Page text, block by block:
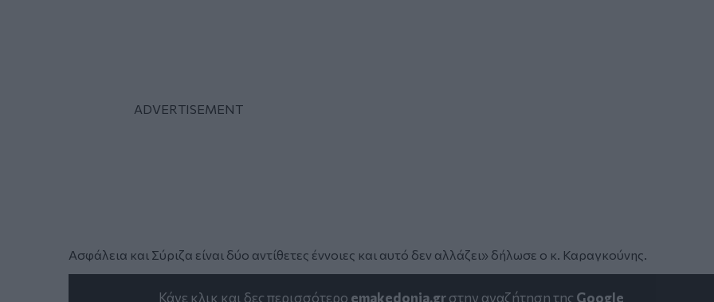
Ασφάλεια και Σύριζα είναι δύο αντίθετες έννοιες και αυτό δεν αλλάζει» δήλωσε ο κ. Καραγκούνης.
Κάνε κλικ και δες περισσότερο emakedonia.grστην αναζήτηση της Google